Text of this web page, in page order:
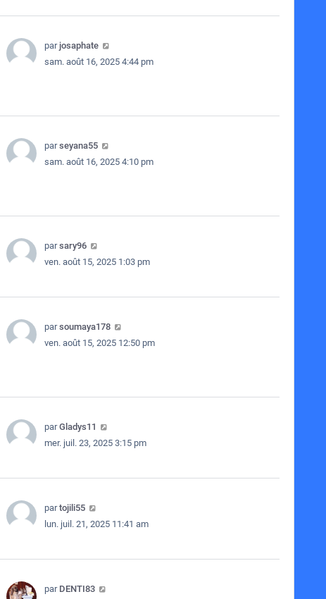
parjosaphate
sam. août 16, 2025 4:44 pm
parseyana55
sam. août 16, 2025 4:10 pm
parsary96
ven. août 15, 2025 1:03 pm
parsoumaya178
ven. août 15, 2025 12:50 pm
parGladys11
mer. juil. 23, 2025 3:15 pm
partojili55
lun. juil. 21, 2025 11:41 am
par DENTI83